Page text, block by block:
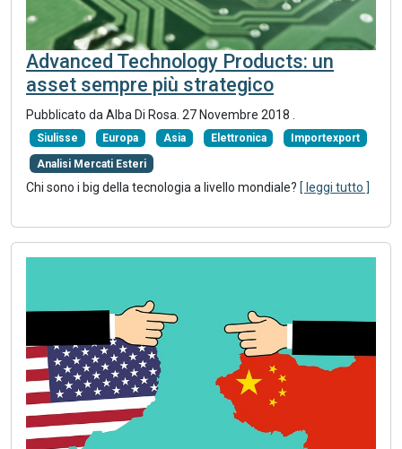
Advanced Technology Products: un
asset sempre più strategico
Pubblicato da Alba Di Rosa. 27 Novembre 2018
Siulisse Europa Asia Elettronica Importexport
Analisi Mercati Esteri
Chi sono i big della tecnologia a livello mondiale? [ leggi tutto ]